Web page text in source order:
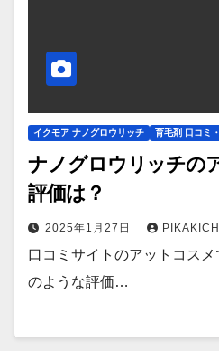
イクモア ナノグロウリッチ 育毛剤 口コミ
ナノグロウリッチの
評価は？
2025年1月27日
口コミサイトのアットコス
のような評価…